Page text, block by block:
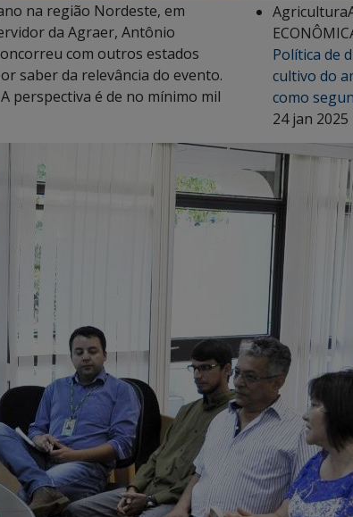
na região Nordeste, em
da Agraer, Antônio
com outros estados
saber da relevância do evento.
perspectiva é de no mínimo mil
Agricultura
Política de
cultivo do
como
24 jan 2025